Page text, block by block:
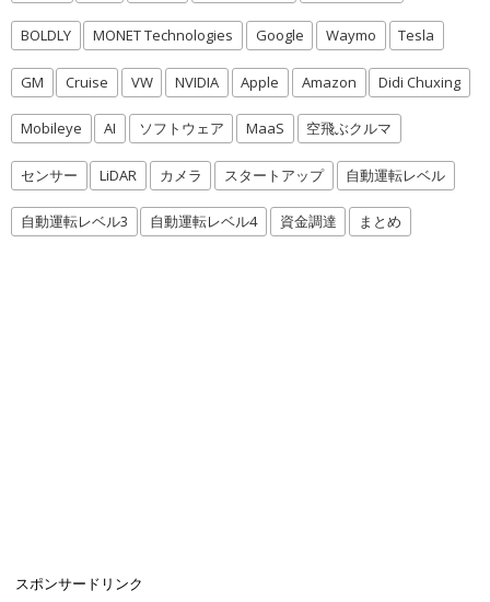
BOLDLY MONET Technologies Google Waymo Tesla
GM Cruise VW NVIDIA Apple Amazon Didi Chuxing
Mobileye AI ソフトウェア MaaS 空飛ぶクルマ
センサー LiDAR カメラ スタートアップ 自動運転レベル
自動運転レベル3 自動運転レベル4 資金調達 まとめ
スポンサードリンク